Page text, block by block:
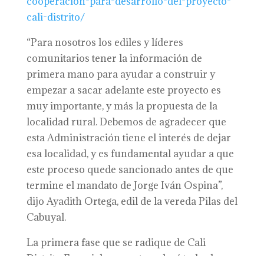
cali-distrito/
“Para nosotros los ediles y líderes
comunitarios tener la información de
primera mano para ayudar a construir y
empezar a sacar adelante este proyecto es
muy importante, y más la propuesta de la
localidad rural. Debemos de agradecer que
esta Administración tiene el interés de dejar
esa localidad, y es fundamental ayudar a que
este proceso quede sancionado antes de que
termine el mandato de Jorge Iván Ospina”,
dijo Ayadith Ortega, edil de la vereda Pilas del
Cabuyal.
La primera fase que se radique de Cali